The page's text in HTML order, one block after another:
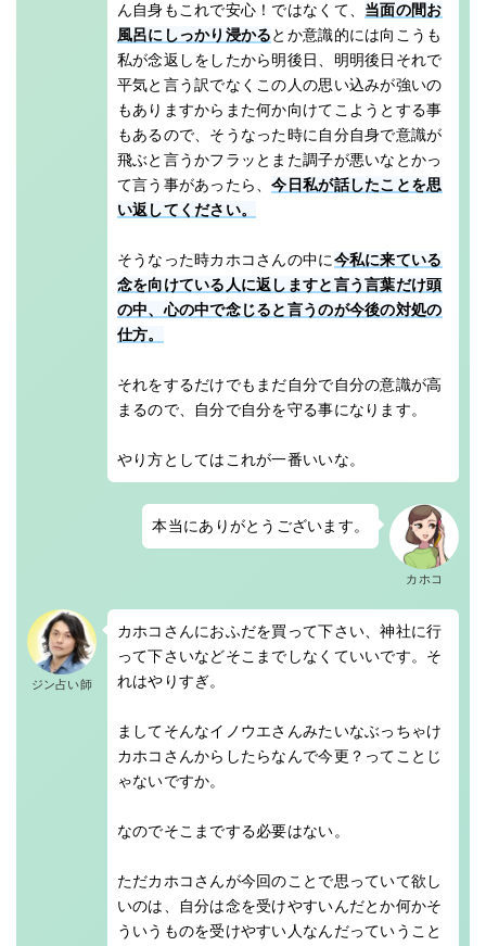
ん自身もこれで安心！ではなくて、 当面の間お
風呂にしっかり浸かるとか意識的には向こうも
私が念返しをしたから明後日、明明後日それで
平気と言う訳でなくこの人の思い込みが強いの
もありますからまた何か向けてこようとする事
もあるので、そうなった時に自分自身で意識が
飛ぶと言うかフラッとまた調子が悪いなとかっ
て言う事があったら、今日私が話したことを思
い返してください。
そうなった時カホコさんの中に今私に来ている
念を向けている人に返しますと言う言葉だけ頭
の中、心の中で念じると言うのが今後の対処の
仕方。
それをするだけでもまだ自分で自分の意識が高
まるので、自分で自分を守る事になります。
やり方としてはこれが一番いいな。
カホコ
本当にありがとうございます。
ジン占い師
カホコさんにおふだを買って下さい、神社に行
って下さいなどそこまでしなくていいです。そ
れはやりすぎ。
ましてそんなイノウエさんみたいなぶっちゃけ
カホコさんからしたらなんで今更？ってことじ
ゃないですか。
なのでそこまでする必要はない。
ただカホコさんが今回のことで思っていて欲し
いのは、自分は念を受けやすいんだとか何かそ
ういうものを受けやすい人なんだっていうこと